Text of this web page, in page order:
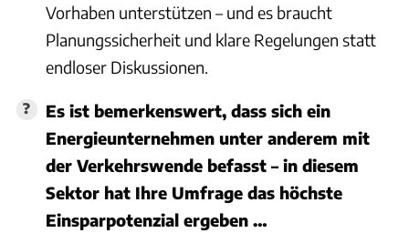
Vorhaben unterstützen – und es braucht
Planungssicherheit und klare Regelungen statt
endloser Diskussionen.
Es ist bemerkenswert, dass sich ein
Energieunternehmen unter anderem mit
der Verkehrswende befasst – in diesem
Sektor hat Ihre Umfrage das höchste
Einsparpotenzial ergeben …